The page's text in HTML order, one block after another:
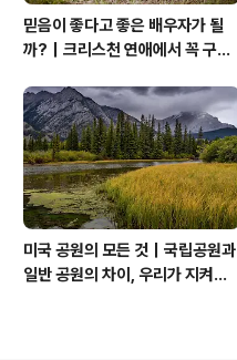
믿음이 좋다고 좋은 배우자가 될
까?｜크리스천 연애에서 꼭 구별
미국 공원의 모든 것｜국립공원과
일반 공원의 차이, 우리가 지켜야